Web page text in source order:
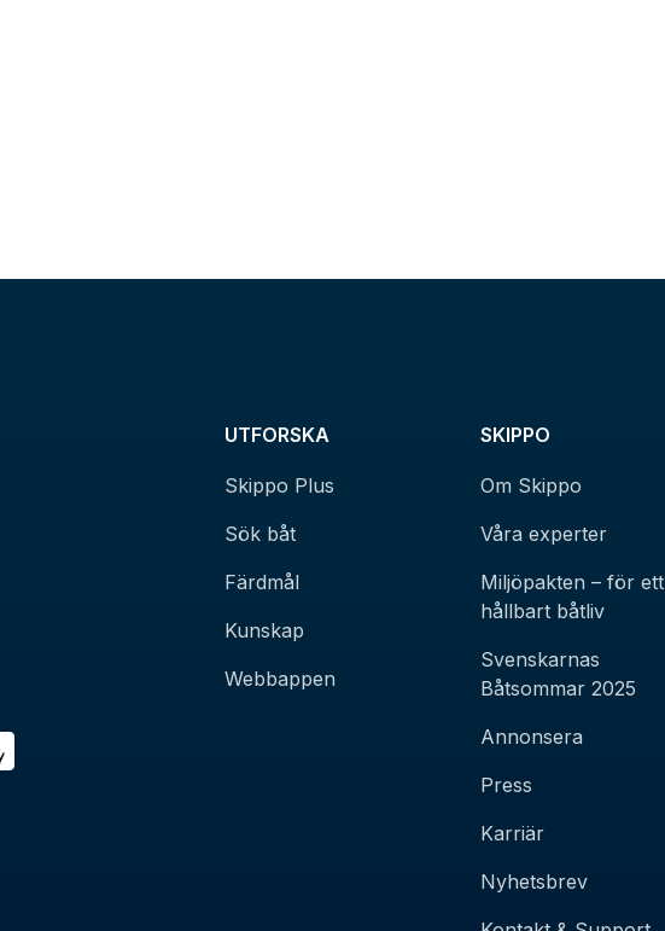
UTFORSKA
Skippo Plus
Sök båt
Färdmål
Kunskap
Webbappen
SKIPPO
Om Skippo
Våra experter
Miljöpakten – för ett
hållbart båtliv
Svenskarnas
Båtsommar 2025
Annonsera
Press
Karriär
Nyhetsbrev